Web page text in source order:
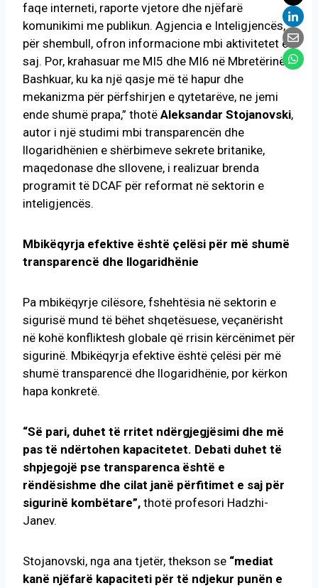
faqe interneti, raporte vjetore dhe njëfarë
komunikimi me publikun. Agjencia e Inteligjencës,
për shembull, ofron informacione mbi aktivitetet e
saj. Por, krahasuar me MI5 dhe MI6 në Mbretërinë e
Bashkuar, ku ka një qasje më të hapur dhe
mekanizma për përfshirjen e qytetarëve, ne jemi
ende shumë prapa,” thotë Aleksandar Stojanovski,
autor i një studimi mbi transparencën dhe
llogaridhënien e shërbimeve sekrete britanike,
maqedonase dhe sllovene, i realizuar brenda
programit të DCAF për reformat në sektorin e
inteligjencës.
Mbikëqyrja efektive është çelësi për më shumë
transparencë dhe llogaridhënie
Pa mbikëqyrje cilësore, fshehtësia në sektorin e
sigurisë mund të bëhet shqetësuese, veçanërisht
në kohë konfliktesh globale që rrisin kërcënimet për
sigurinë. Mbikëqyrja efektive është çelësi për më
shumë transparencë dhe llogaridhënie, por kërkon
hapa konkretë.
“Së pari, duhet të rritet ndërgjegjësimi dhe më
pas të ndërtohen kapacitetet. Debati duhet të
shpjegojë pse transparenca është e
rëndësishme dhe cilat janë përfitimet e saj për
sigurinë kombëtare”, thotë profesori Hadzhi-
Janev.
Stojanovski, nga ana tjetër, thekson se “mediat
kanë njëfarë kapaciteti për të ndjekur punën e